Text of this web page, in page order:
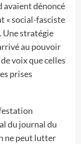
avaient dénoncé
« social-fasciste
Une stratégie
au pouvoir
voix que celles
prises
du journal du
ne peut lutter